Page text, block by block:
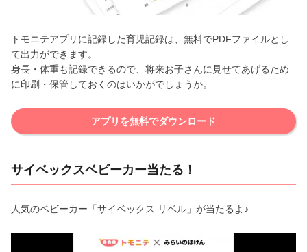
トモニテアプリに記録した育児記録は、無料でPDFファイルとし
て出力ができます。
身長・体重も記録できるので、将来お子さんに見せてあげるため
に印刷・保管しておくのはいかがでしょうか。
アプリを無料でダウンロード
サイベックスベビーカー当たる！
人気のベビーカー「サイベックス リベル」が当たるよ♪